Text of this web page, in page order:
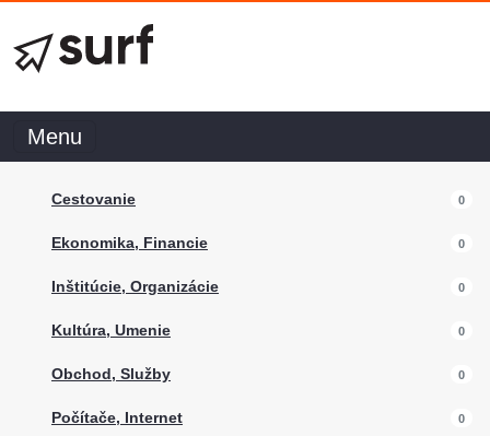
Menu
Cestovanie 0
Ekonomika, Financie 0
Inštitúcie, Organizácie 0
Kultúra, Umenie 0
Obchod, Služby 0
Počítače, Internet 0